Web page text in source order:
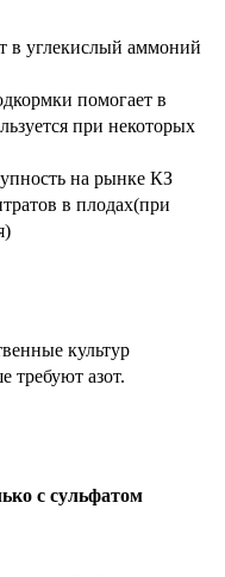
в углекислый аммоний
помогает в
при некоторых
на рынке КЗ
в плодах(при
культур
требуют азот.
с сульфатом